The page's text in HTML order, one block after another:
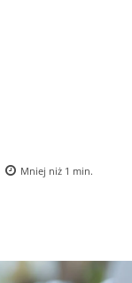
Mniej niż 1 min.